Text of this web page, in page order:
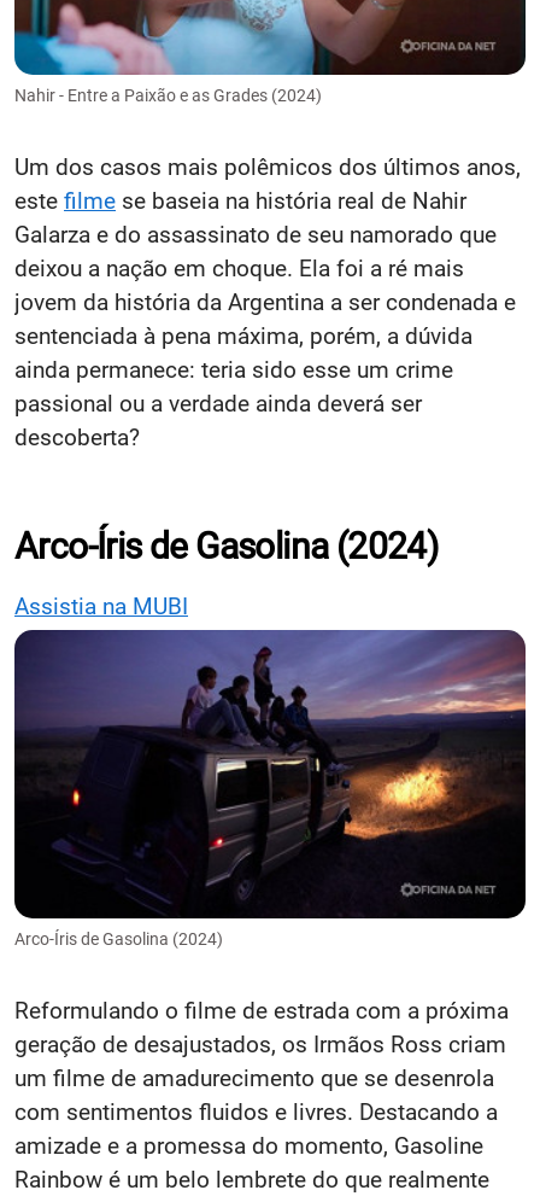
Nahir - Entre a Paixão e as Grades (2024)
Um dos casos mais polêmicos dos últimos anos,
este filme se baseia na história real de Nahir
Galarza e do assassinato de seu namorado que
deixou a nação em choque. Ela foi a ré mais
jovem da história da Argentina a ser condenada e
sentenciada à pena máxima, porém, a dúvida
ainda permanece: teria sido esse um crime
passional ou a verdade ainda deverá ser
descoberta?
Arco-Íris de Gasolina (2024)
Assistia na MUBI
Arco-Íris de Gasolina (2024)
Reformulando o filme de estrada com a próxima
geração de desajustados, os Irmãos Ross criam
um filme de amadurecimento que se desenrola
com sentimentos fluidos e livres. Destacando a
amizade e a promessa do momento, Gasoline
Rainbow é um belo lembrete do que realmente